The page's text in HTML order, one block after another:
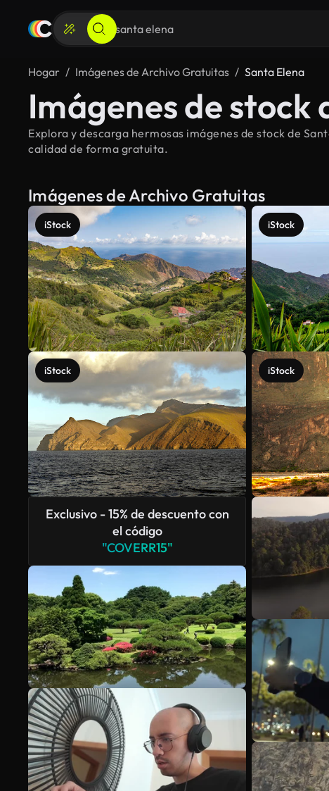
Hogar Imágenes de Archivo Gratuitas Santa Elena
Imágenes de stock
Explora y descarga hermosas imágenes de stock de
calidad de forma gratuita.
Imágenes de Archivo Gratuitas
iStock
iStock
Exclusivo - 15% de descuento con
el código
"COVERR15"
iStock
iStock